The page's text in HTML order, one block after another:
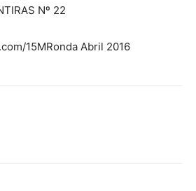
Nº 22
15MRonda Abril 2016